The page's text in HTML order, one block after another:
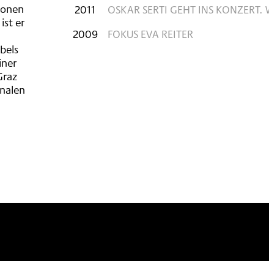
er
2011
OSKAR SERTI GEHT INS KONZERT.
2009
FOKUS EVA REITER